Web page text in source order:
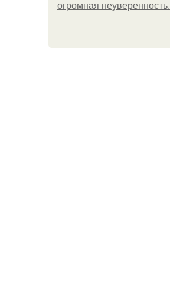
огромная неуверенность.